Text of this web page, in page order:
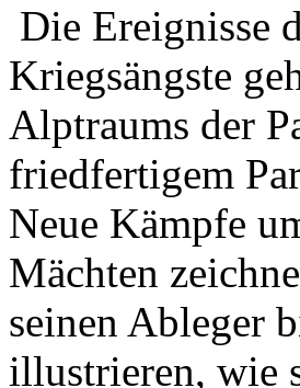
Die Ereignisse
Kriegsängste
Alptraums der
friedfertigem
Neue Kämpfe
Mächten
seinen Ableger
illustrieren, wie